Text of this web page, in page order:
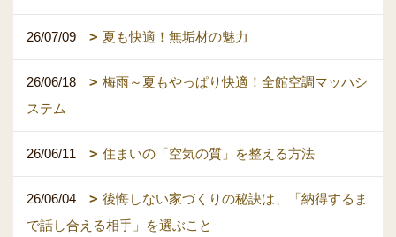
26/07/09 夏も快適！無垢材の魅力
26/06/18
梅雨～夏もやっぱり快適！全館空調マッハシ
ステム
26/06/11 住まいの「空気の質」を整える方法
26/06/04
後悔しない家づくりの秘訣は、「納得するま
で話し合える相手」を選ぶこと